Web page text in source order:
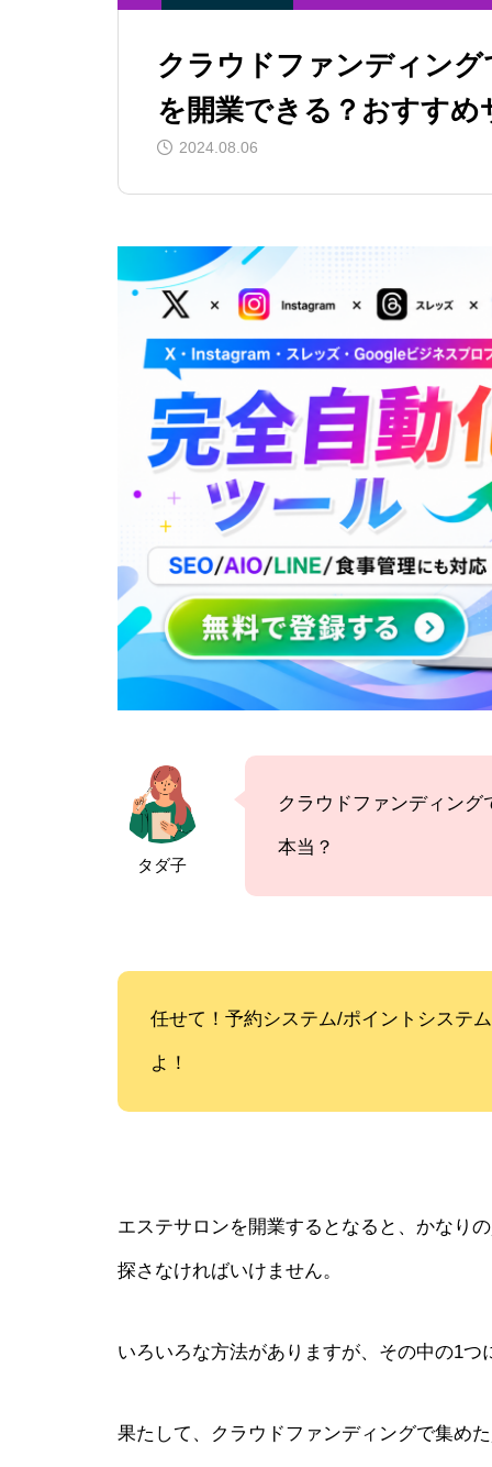
クラウドファンディン
を開業できる？おすすめ
2024.08.06
タダ子
クラウドファンディン
本当？
任せて！予約システム/ポイントシステ
よ！
エステサロンを開業するとなると、かなり
探さなければいけません。
いろいろな方法がありますが、その中の1
果たして、クラウドファンディングで集め